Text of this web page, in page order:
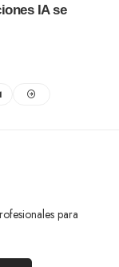
IA se
para